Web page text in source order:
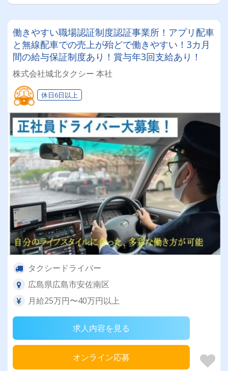
働きやすい職場認証制度認証事業所！アプリ配車
と無線配車での売上が殆どで働きやすい！3カ月
間の給与保証制度あり！賞与年3回支給あり！
株式会社城北タクシー 本社
休日6日以上
タクシードライバー
広島県広島市安佐南区
月給25万円〜40万円以上
求人内容を見る
オンライン応募